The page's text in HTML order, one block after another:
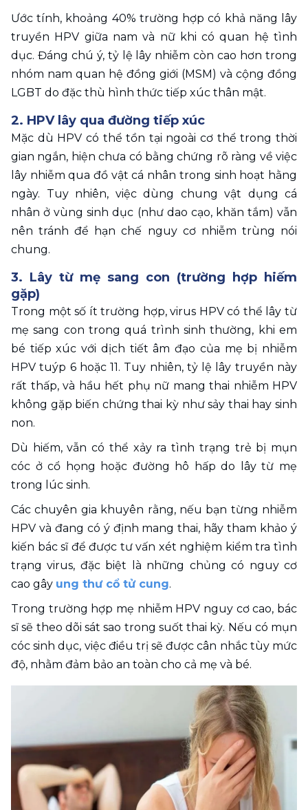
Ước tính, khoảng 40% trường hợp có khả năng lây
truyền HPV giữa nam và nữ khi có quan hệ tình
dục. Đáng chú ý, tỷ lệ lây nhiễm còn cao hơn trong
nhóm nam quan hệ đồng giới (MSM) và cộng đồng
LGBT do đặc thù hình thức tiếp xúc thân mật.
2. HPV lây qua đường tiếp xúc
Mặc dù HPV có thể tồn tại ngoài cơ thể trong thời
gian ngắn, hiện chưa có bằng chứng rõ ràng về việc
lây nhiễm qua đồ vật cá nhân trong sinh hoạt hằng
ngày. Tuy nhiên, việc dùng chung vật dụng cá
nhân ở vùng sinh dục (như dao cạo, khăn tắm) vẫn
nên tránh để hạn chế nguy cơ nhiễm trùng nói
chung.
3. Lây từ mẹ sang con (trường hợp hiếm
gặp)
Trong một số ít trường hợp, virus HPV có thể lây từ
mẹ sang con trong quá trình sinh thường, khi em
bé tiếp xúc với dịch tiết âm đạo của mẹ bị nhiễm
HPV tuýp 6 hoặc 11. Tuy nhiên, tỷ lệ lây truyền này
rất thấp, và hầu hết phụ nữ mang thai nhiễm HPV
không gặp biến chứng thai kỳ như sảy thai hay sinh
non.
Dù hiếm, vẫn có thể xảy ra tình trạng trẻ bị mụn
cóc ở cổ họng hoặc đường hô hấp do lây từ mẹ
trong lúc sinh.
Các chuyên gia khuyên rằng, nếu bạn từng nhiễm
HPV và đang có ý định mang thai, hãy tham khảo ý
kiến bác sĩ để được tư vấn xét nghiệm kiểm tra tình
trạng virus, đặc biệt là những chủng có nguy cơ
cao gây ung thư cổ tử cung.
Trong trường hợp mẹ nhiễm HPV nguy cơ cao, bác
sĩ sẽ theo dõi sát sao trong suốt thai kỳ. Nếu có mụn
cóc sinh dục, việc điều trị sẽ được cân nhắc tùy mức
độ, nhằm đảm bảo an toàn cho cả mẹ và bé.